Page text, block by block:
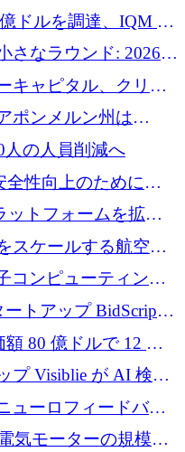
にソフトウェアファ
ドルを調達、IQM が
欧州量子企業とな
アップ資金調達
さなラウンド: 2026
アップ資金調達
キャピタル、クリメ
候変動対策ハードウ
ポンメルン州は
し、オープンソース
人の人員削減へ
性向上のために
ユーロを調達
ットフォームを拡張
2,000 万ドルを確保
スケールする航空イ
ぶ
コンピューティング
主要取引所に上場
トアップ BidScript
万ドルを突破
額 80 億ドルで 12 億
プ Visiblie が AI 検索
ーロを調達
ューロフィードバッ
発に65万ユーロを確
気モーターの規模拡